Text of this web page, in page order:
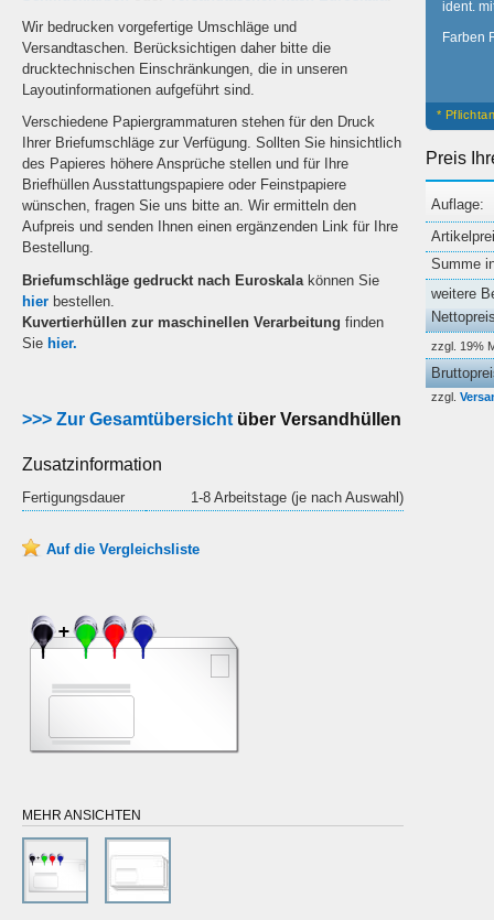
Wir bedrucken vorgefertige Umschläge und
Versandtaschen. Berücksichtigen daher bitte die
drucktechnischen Einschränkungen, die in unseren
Layoutinformationen aufgeführt sind.
Verschiedene Papiergrammaturen stehen für den Druck
Ihrer Briefumschläge zur Verfügung. Sollten Sie hinsichtlich
des Papieres höhere Ansprüche stellen und für Ihre
Briefhüllen Ausstattungspapiere oder Feinstpapiere
wünschen, fragen Sie uns bitte an. Wir ermitteln den
Aufpreis und senden Ihnen einen ergänzenden Link für Ihre
Bestellung.
Briefumschläge gedruckt nach Euroskala können Sie
hier bestellen.
Kuvertierhüllen zur maschinellen Verarbeitung finden
Sie hier.
>>> Zur Gesamtübersicht über Versandhüllen
Zusatzinformation
Fertigungsdauer 1-8 Arbeitstage (je nach Auswahl)
Auf die Vergleichsliste
ident.
Farben
*
Preis
Auflage:
Summe
weitere
zzgl. 19%
zzgl.
MEHR ANSICHTEN